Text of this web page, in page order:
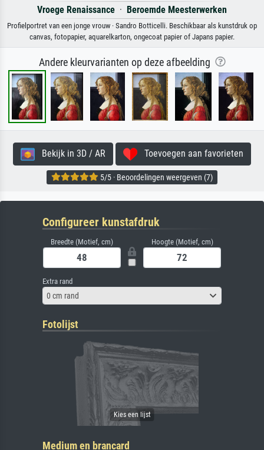
Vroege Renaissance · Beroemde Meesterwerken
Profielportret van een jonge vrouw · Sandro Botticelli. Beschikbaar als kunstdruk op
canvas, fotopapier, aquarelkarton, ongecoat papier of Japans papier.
Andere kleurvarianten op deze afbeelding
Bekijk in 3D / AR Toevoegen aan favorieten
5/5 · Beoordelingen weergeven (7)
Configureer kunstafdruk
Breedte (Motief, cm) Hoogte (Motief, cm)
Extra rand
0 cm rand
Fotolijst
Medium en brancard